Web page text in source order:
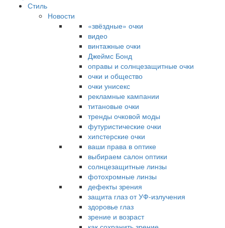
Стиль
Новости
«звёздные» очки
видео
винтажные очки
Джеймс Бонд
оправы и солнцезащитные очки
очки и общество
очки унисекс
рекламные кампании
титановые очки
тренды очковой моды
футуристические очки
хипстерские очки
ваши права в оптике
выбираем салон оптики
солнцезащитные линзы
фотохромные линзы
дефекты зрения
защита глаз от УФ-излучения
здоровье глаз
зрение и возраст